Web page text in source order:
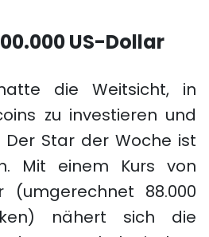
US-Dollar
die Weitsicht, in
zu investieren und
Der Star der Woche ist
Mit einem Kurs von
(umgerechnet 88.000
nähert sich die